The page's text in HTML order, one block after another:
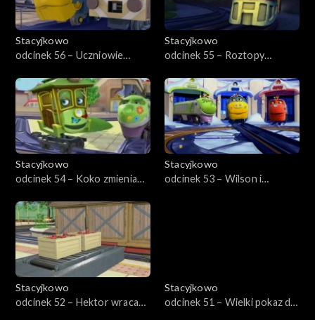
Stacyjkowo
odcinek 56 – Uczniowie
Stacyjkowo
odcinek 55 – Roztopy
Stacyjkowo
odcinek 54 – Koko zmienia
Stacyjkowo
odcinek 53 – Wilson i
Stacyjkowo
odcinek 52 – Hektor wraca
Stacyjkowo
odcinek 51 – Wielki pokaz dla